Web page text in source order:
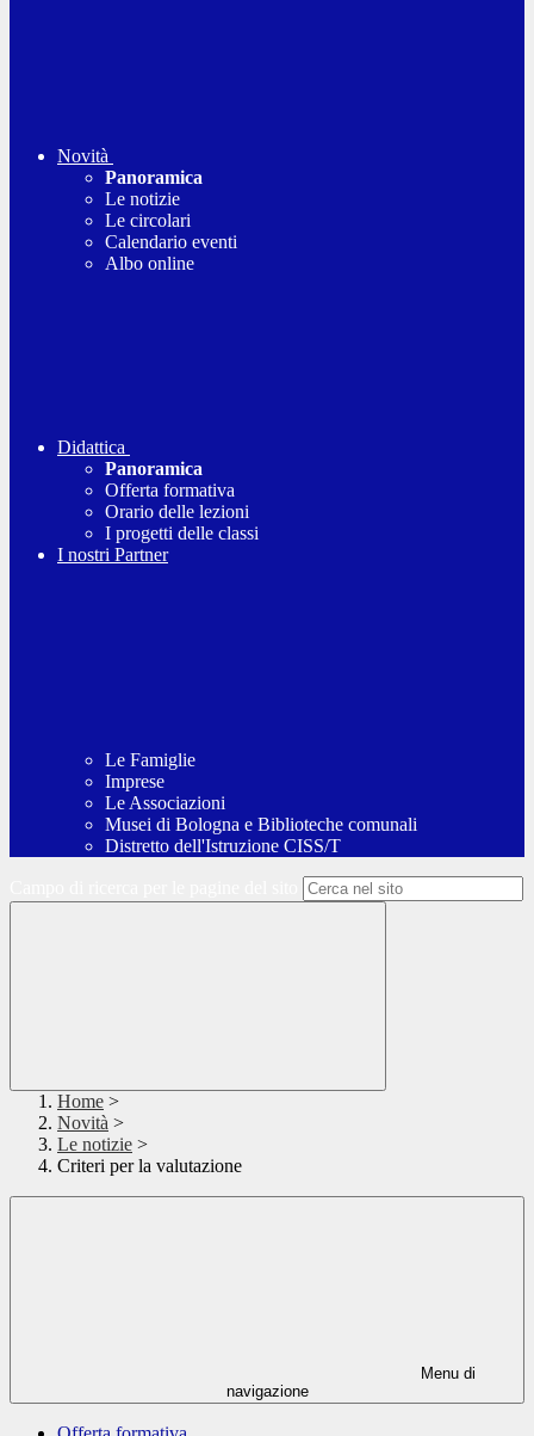
Novità
Panoramica
Le notizie
Le circolari
Calendario eventi
Albo online
Didattica
Panoramica
Offerta formativa
Orario delle lezioni
I progetti delle classi
I nostri Partner
Le Famiglie
Imprese
Le Associazioni
Musei di Bologna e Biblioteche comunali
Distretto dell'Istruzione CISS/T
Home >
Novità >
Le notizie >
Criteri per la valutazione
Menu di
navigazione